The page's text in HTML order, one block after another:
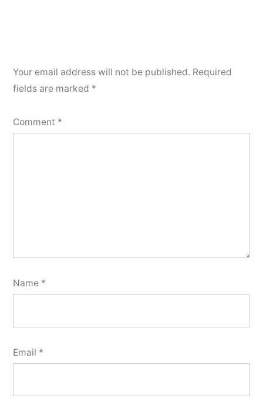
Your email address will not be published. Required
fields are marked *
Comment *
Name *
Email *